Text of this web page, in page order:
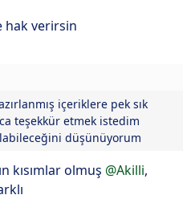
hak verirsin
içeriklere pek sık
teşekkür etmek istedim
düşünüyorum
kısımlar olmuş @Akilli,